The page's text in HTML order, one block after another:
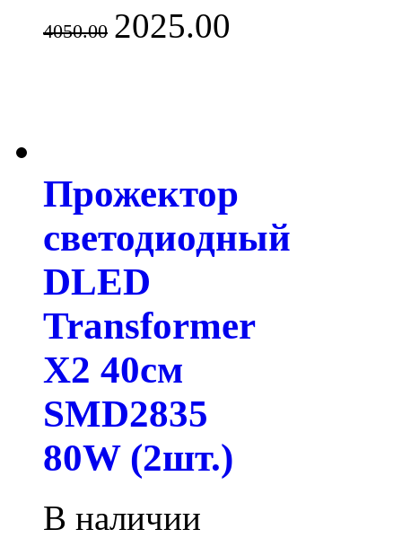
4050.00 2025.00
Прожектор
светодиодный
DLED
Transformer
X2 40см
SMD2835
80W (2шт.)
В наличии